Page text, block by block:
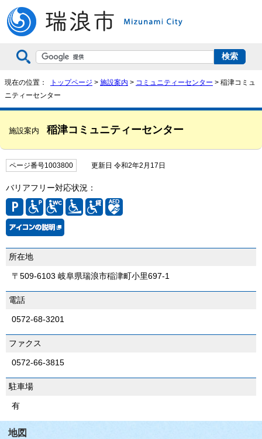
現在の位置： トップページ > 施設案内 > コミュニティーセンター > 稲津コミュ
ニティーセンター
施設案内 稲津コミュニティーセンター
ページ番号1003800 更新日 令和2年2月17日
バリアフリー対応状況：
所在地
〒509-6103 岐阜県瑞浪市稲津町小里697-1
電話
0572-68-3201
ファクス
0572-66-3815
駐車場
有
地図